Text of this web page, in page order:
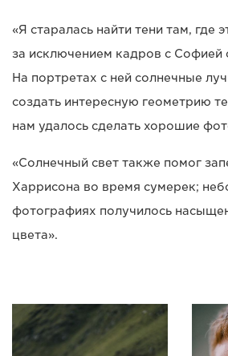
«Я старалась найти тени там, где
за исключением кадров с Софией
На портретах с ней солнечные
создать интересную геометрию
нам удалось сделать хорошие
«Солнечный свет также помог
Харрисона во время сумерек;
фотографиях получилось
цвета».